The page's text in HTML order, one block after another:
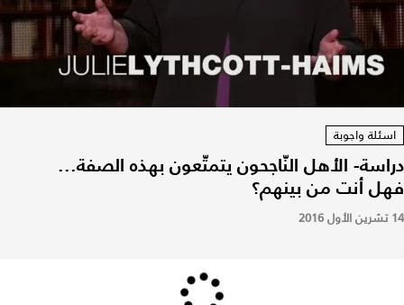
اسئلة واجوبة
دراسة- الأهل النّاجحون يتمتّعون بهذه الصفة...
فهل أنت من بينهم؟
14 تشرين الأول 2016